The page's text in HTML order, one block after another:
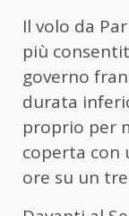
Il volo da
più
governo
durata
proprio per
coperta con
ore su un